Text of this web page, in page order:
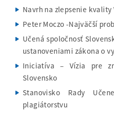
Navrh na zlepsenie kvality
Peter Moczo -Najväčší
Učená spoločnosť
ustanoveniami zákona o
Iniciatíva – Vízia pre
Slovensko
Stanovisko Rady
plagiátorstvu